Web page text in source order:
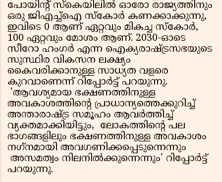
പോയിന്റ് സ്‌കെയിലില്‍ ഓരോ രാജ്യത്തിനും
ഒരു ജിഎച്ച്‌ഐ സ്‌കോര്‍ കണക്കാക്കുന്നു,
ഇവിടെ 0 ആണ് ഏറ്റവും മികച്ച സ്‌കോര്‍,
100 ഏറ്റവും മോശം ആണ്. 2030-ഓടെ
സീറോ ഹംഗര്‍ എന്ന ഐക്യരാഷ്ട്രസഭയുടെ
സുസ്ഥിര വികസന ലക്ഷ്യം
കൈവരിക്കാനുള്ള സാധ്യത വളരെ
കുറവാണെന്ന് റിപ്പോര്‍ട്ട് പറയുന്നു.
'ആവശ്യമായ ഭക്ഷണത്തിനുള്ള
അവകാശത്തിന്റെ പ്രാധാന്യത്തെക്കുറിച്ച്
അന്താരാഷ്ട്ര സമൂഹം ആവര്‍ത്തിച്ച്
വ്യക്തമാക്കിയിട്ടും, ലോകത്തിന്റെ പല
ഭാഗങ്ങളിലും ഭക്ഷണത്തിനുള്ള അവകാശം
നഗ്‌നമായി അവഗണിക്കപ്പെടുന്നെന്നും
അസമത്വം നിലനില്‍ക്കുന്നെന്നും' റിപ്പോര്‍ട്ട്
പറയുന്നു.